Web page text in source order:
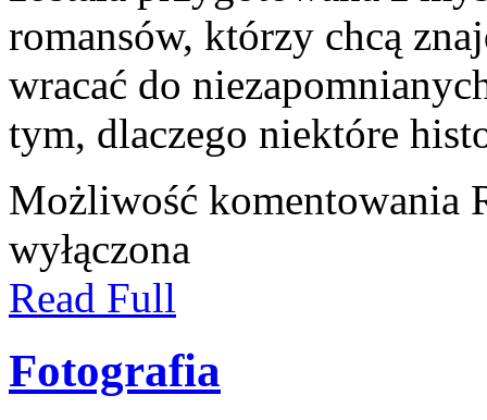
romansów, którzy chcą
wracać do
tym, dlaczego niektóre
Możliwość komentowania
wyłączona
Read Full
Fotografia